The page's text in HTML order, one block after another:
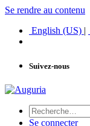
Se rendre au contenu
English (US) |
Suivez-nous
Se connecter